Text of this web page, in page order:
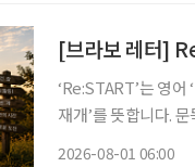
[브라보 레터]
‘Re:START’는 영
재개’를 뜻합니다.
2026-08-01 06:00